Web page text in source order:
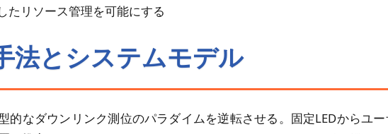
たリソース管理を可能にする
法とシステムモデル
的なダウンリンク測位のパラダイムを逆転させる。固定LEDからユ